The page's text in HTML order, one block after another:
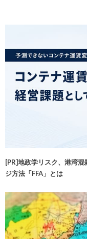
[PR]地政学リスク、港湾
ジ方法「FFA」とは